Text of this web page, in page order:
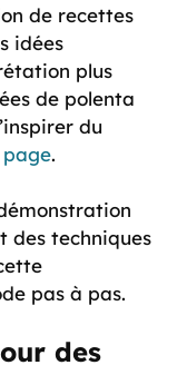
de recettes
idées
plus
de polenta
du
.
des techniques
pas à pas.
des